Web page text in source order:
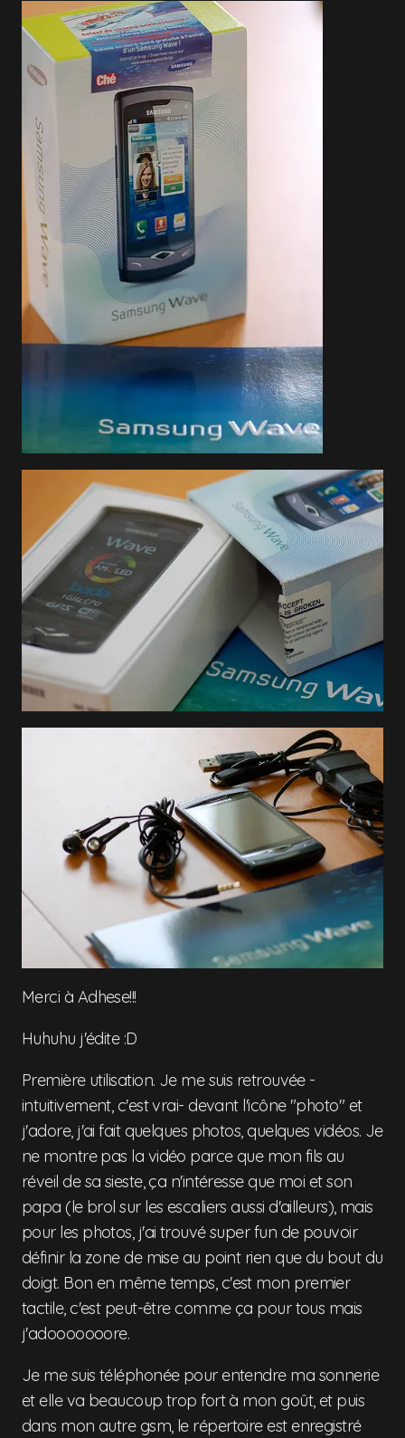
Merci à Adhese!!!
Huhuhu j'édite :D
Première utilisation. Je me suis retrouvée -
intuitivement, c'est vrai- devant l'icône "photo" et
j'adore, j'ai fait quelques photos, quelques vidéos. Je
ne montre pas la vidéo parce que mon fils au
réveil de sa sieste, ça n'intéresse que moi et son
papa (le brol sur les escaliers aussi d'ailleurs), mais
pour les photos, j'ai trouvé super fun de pouvoir
définir la zone de mise au point rien que du bout du
doigt. Bon en même temps, c'est mon premier
tactile, c'est peut-être comme ça pour tous mais
j'adooooooore.
Je me suis téléphonée pour entendre ma sonnerie
et elle va beaucoup trop fort à mon goût, et puis
dans mon autre gsm, le répertoire est enregistré